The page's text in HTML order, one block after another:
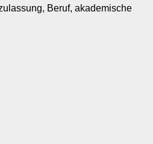
Beruf, akademische